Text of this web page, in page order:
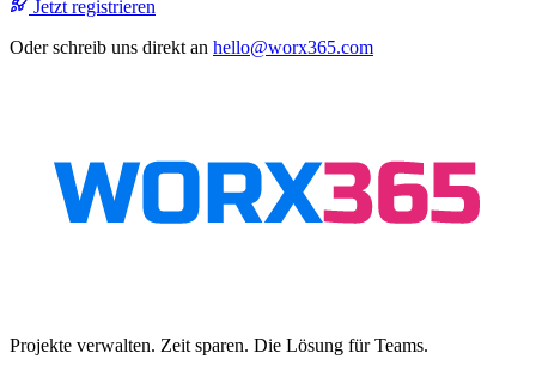
Jetzt registrieren
Oder schreib uns direkt an hello@worx365.com
Projekte verwalten. Zeit sparen. Die Lösung für Teams.